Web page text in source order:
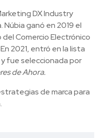
DX Industry
ganó en 2019 el
del Comercio Electrónico
2021, entró en la lista
fue seleccionada por
de Ahora.
de marca para